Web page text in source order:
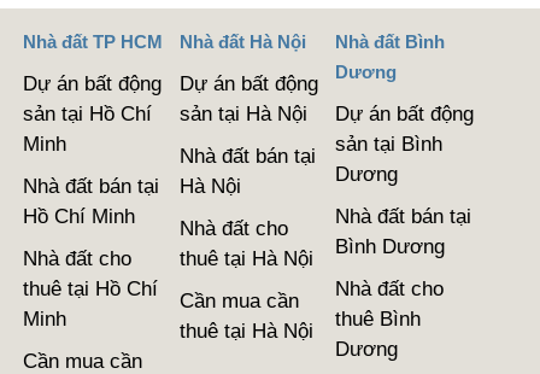
Nhà đất TP HCM
Dự án bất động
sản tại Hồ Chí
Minh
Nhà đất bán tại
Hồ Chí Minh
Nhà đất cho
thuê tại Hồ Chí
Minh
Cần mua cần
Nhà đất Hà Nội
Dự án bất động
sản tại Hà Nội
Nhà đất bán tại
Hà Nội
Nhà đất cho
thuê tại Hà Nội
Cần mua cần
thuê tại Hà Nội
Nhà đất Bình
Dương
Dự án bất động
sản tại Bình
Dương
Nhà đất bán tại
Bình Dương
Nhà đất cho
thuê Bình
Dương